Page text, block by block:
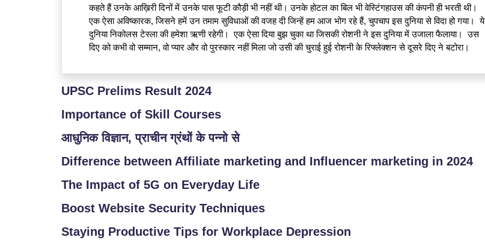
कहते हैं उनके आख़िरी दिनों में उनके पास फूटी कौड़ी भी नहीं थी। उनके होटल का बिल भी वेस्टिंगहाउस की कंपनी ही भरती थी।
एक ऐसा अविष्कारक, जिसने हमें उन तमाम सुविधाओं की वजह दी जिन्हें हम आज भोग रहे हैं, चुपचाप इस दुनिया से विदा हो गया।  ये
दुनिया निकोलस टेस्ला की हमेशा ऋणी रहेगी।  एक ऐसा दिया बुझ चुका था जिसकी रोशनी ने इस दुनिया में उजाला फैलाया।  उस
दिए को कभी वो सम्मान, वो प्यार और वो पुरस्कार नहीं मिला जो उसी की चुराई हुई रोशनी के रिफ्लेक्शन से दूसरे दिए ने बटोरा।
UPSC Prelims Result 2024
Importance of Skill Courses
आधुनिक विज्ञान, प्राचीन ग्रंथों के पन्नो से
Difference between Affiliate marketing and Influencer marketing in 2024
The Impact of 5G on Everyday Life
Boost Website Security Techniques
Staying Productive Tips for Workplace Depression